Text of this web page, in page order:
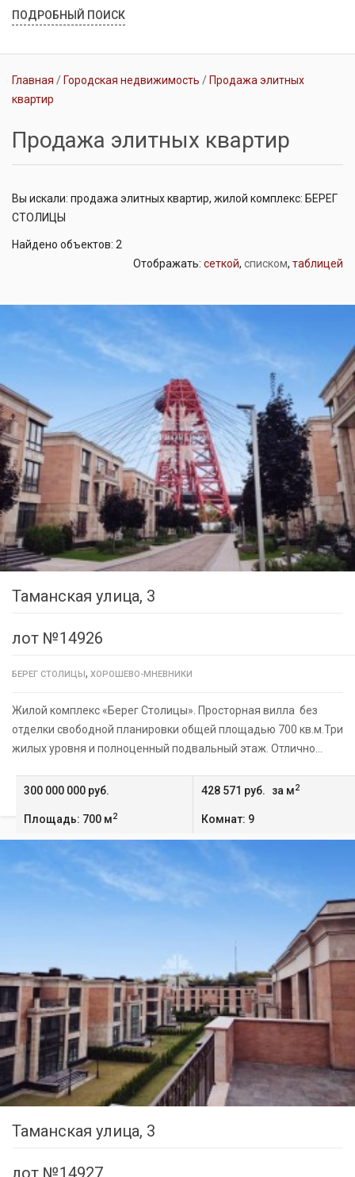
ПОДРОБНЫЙ ПОИСК
Главная Городская недвижимость
Продажа элитных
квартир
Продажа элитных квартир
Вы искали: продажа элитных квартир, жилой комплекс: БЕРЕГ
СТОЛИЦЫ
Найдено объектов: 2
Отображать: сеткой, списком, таблицей
Таманская улица, 3
лот №14926
БЕРЕГ СТОЛИЦЫ, ХОРОШЕВО-МНЕВНИКИ
Жилой комплекс «Берег Столицы». Просторная вилла без
отделки свободной планировки общей площадью 700 кв.м.Три
жилых уровня и полноценный подвальный этаж. Отлично…
300 000 000 руб. 428 571 руб. за м2
Площадь: 700 м2 Комнат: 9
Таманская улица, 3
лот №14927